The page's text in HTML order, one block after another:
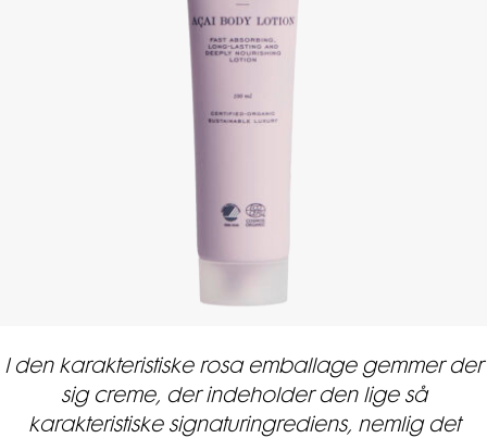
I den karakteristiske rosa emballage gemmer der
sig creme, der indeholder den lige så
karakteristiske signaturingrediens, nemlig det